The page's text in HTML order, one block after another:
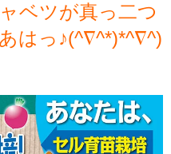
ベツが真っ二つ
はっ♪(^∇^*)*^∇^)